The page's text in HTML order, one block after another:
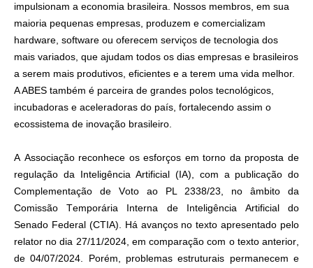
impulsionam a economia brasileira. Nossos membros, em sua
maioria pequenas empresas, produzem e comercializam
hardware, software ou oferecem serviços de tecnologia dos
mais variados, que ajudam todos os dias empresas e brasileiros
a serem mais produtivos, eficientes e a terem uma vida melhor.
A ABES também é parceira de grandes polos tecnológicos,
incubadoras e aceleradoras do país, fortalecendo assim o
ecossistema de inovação brasileiro.
A Associação reconhece os esforços em torno da proposta de
regulação da Inteligência Artificial (IA), com a publicação do
Complementação de Voto ao PL 2338/23, no âmbito da
Comissão Temporária Interna de Inteligência Artificial do
Senado Federal (CTIA). Há avanços no texto apresentado pelo
relator no dia 27/11/2024, em comparação com o texto anterior,
de 04/07/2024. Porém, problemas estruturais permanecem e